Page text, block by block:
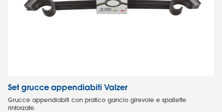
Set grucce appendiabiti Valzer
Grucce appendiabiti con pratico gancio girevole e spallette
rinforzate.